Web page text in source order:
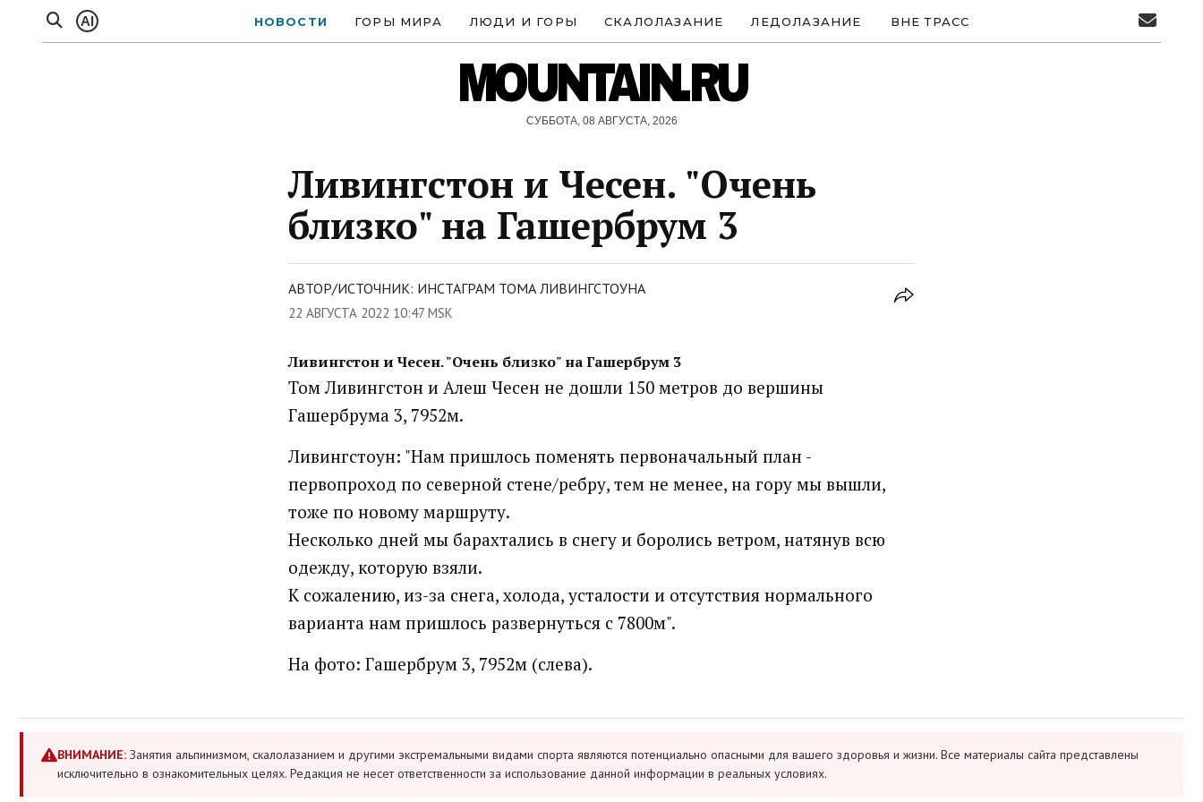
AI НОВОСТИ ГОРЫ МИРА ЛЮДИ И ГОРЫ СКАЛОЛАЗАНИЕ ЛЕДОЛАЗАНИЕ ВНЕ ТРАСС
MOUNTAIN.RU
СУББОТА, 08 АВГУСТА, 2026
Ливингстон и Чесен. "Очень
близко" на Гашербрум 3
АВТОР/ИСТОЧНИК: ИНСТАГРАМ ТОМА ЛИВИНГСТОУНА
22 АВГУСТА 2022 10:47 MSK
Ливингстон и Чесен. "Очень близко" на Гашербрум 3
Том Ливингстон и Алеш Чесен не дошли 150 метров до вершины
Гашербрума 3, 7952м.
Ливингстоун: "Нам пришлось поменять первоначальный план -
первопроход по северной стене/ребру, тем не менее, на гору мы вышли,
тоже по новому маршруту.
Несколько дней мы барахтались в снегу и боролись ветром, натянув всю
одежду, которую взяли.
К сожалению, из-за снега, холода, усталости и отсутствия нормального
варианта нам пришлось развернуться с 7800м".
На фото: Гашербрум 3, 7952м (слева).
ВНИМАНИЕ: Занятия альпинизмом, скалолазанием и другими экстремальными видами спорта являются потенциально опасными для вашего здоровья и жизни. Все материалы сайта представлены
исключительно в ознакомительных целях. Редакция не несет ответственности за использование данной информации в реальных условиях.